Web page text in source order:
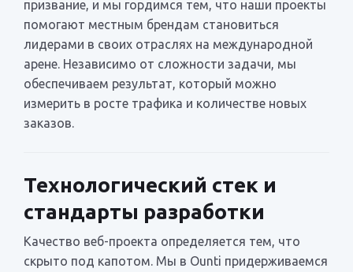
призвание, и мы гордимся тем, что наши проекты
помогают местным брендам становиться
лидерами в своих отраслях на международной
арене. Независимо от сложности задачи, мы
обеспечиваем результат, который можно
измерить в росте трафика и количестве новых
заказов.
Технологический стек и
стандарты разработки
Качество веб-проекта определяется тем, что
скрыто под капотом. Мы в Ounti придерживаемся